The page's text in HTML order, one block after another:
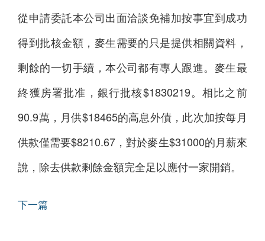
從申請委託本公司出面洽談免補加按事宜到成功
得到批核金額，麥生需要的只是提供相關資料，
剩餘的一切手續，本公司都有專人跟進。麥生最
終獲房署批准，銀行批核$1830219。相比之前
90.9萬，月供$18465的高息外債，此次加按每月
供款僅需要$8210.67，對於麥生$31000的月薪來
說，除去供款剩餘金額完全足以應付一家開銷。
下一篇